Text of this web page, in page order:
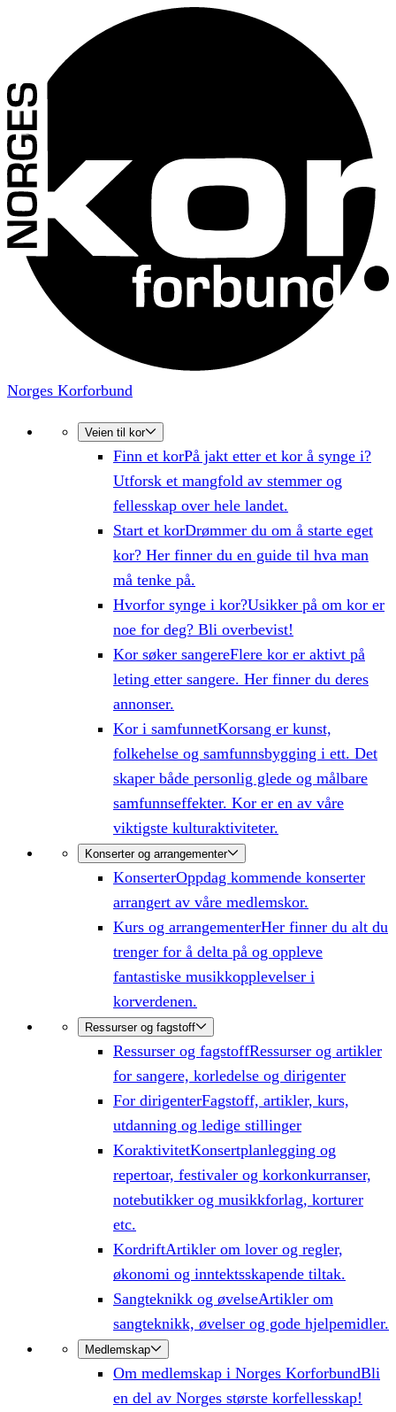
Norges Korforbund
Veien til kor
Finn et korPå jakt etter et kor å synge i?
Utforsk et mangfold av stemmer og
fellesskap over hele landet.
Start et korDrømmer du om å starte eget
kor? Her finner du en guide til hva man
må tenke på.
Hvorfor synge i kor?Usikker på om kor er
noe for deg? Bli overbevist!
Kor søker sangereFlere kor er aktivt på
leting etter sangere. Her finner du deres
annonser.
Kor i samfunnetKorsang er kunst,
folkehelse og samfunnsbygging i ett. Det
skaper både personlig glede og målbare
samfunnseffekter. Kor er en av våre
viktigste kulturaktiviteter.
Konserter og arrangementer
KonserterOppdag kommende konserter
arrangert av våre medlemskor.
Kurs og arrangementerHer finner du alt du
trenger for å delta på og oppleve
fantastiske musikkopplevelser i
korverdenen.
Ressurser og fagstoff
Ressurser og fagstoffRessurser og artikler
for sangere, korledelse og dirigenter
For dirigenterFagstoff, artikler, kurs,
utdanning og ledige stillinger
KoraktivitetKonsertplanlegging og
repertoar, festivaler og korkonkurranser,
notebutikker og musikkforlag, korturer
etc.
KordriftArtikler om lover og regler,
økonomi og inntektsskapende tiltak.
Sangteknikk og øvelseArtikler om
sangteknikk, øvelser og gode hjelpemidler.
Medlemskap
Om medlemskap i Norges KorforbundBli
en del av Norges største korfellesskap!